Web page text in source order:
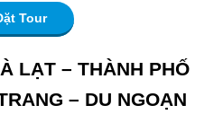
Tour
LẠT – THÀNH PHỐ
– DU NGOẠN